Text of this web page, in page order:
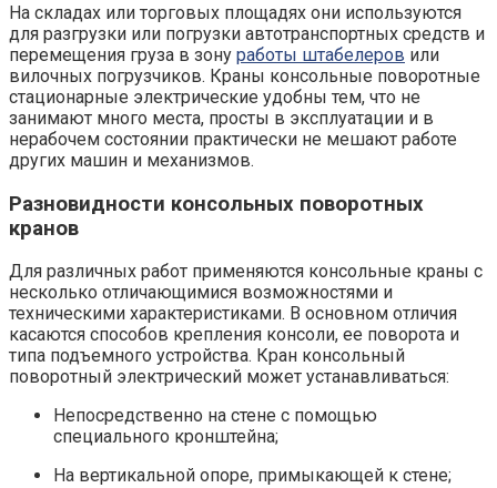
На складах или торговых площадях они используются
для разгрузки или погрузки автотранспортных средств и
перемещения груза в зону работы штабелеров или
вилочных погрузчиков. Краны консольные поворотные
стационарные электрические удобны тем, что не
занимают много места, просты в эксплуатации и в
нерабочем состоянии практически не мешают работе
других машин и механизмов.
Разновидности консольных поворотных
кранов
Для различных работ применяются консольные краны с
несколько отличающимися возможностями и
техническими характеристиками. В основном отличия
касаются способов крепления консоли, ее поворота и
типа подъемного устройства. Кран консольный
поворотный электрический может устанавливаться:
Непосредственно на стене с помощью
специального кронштейна;
На вертикальной опоре, примыкающей к стене;